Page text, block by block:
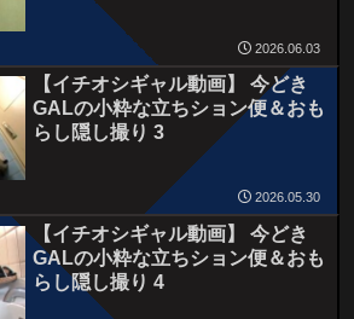
2026.06.03
【イチオシギャル動画】 今どき
GALの小粋な立ちション便＆おも
らし隠し撮り 3
2026.05.30
【イチオシギャル動画】 今どき
GALの小粋な立ちション便＆おも
らし隠し撮り 4